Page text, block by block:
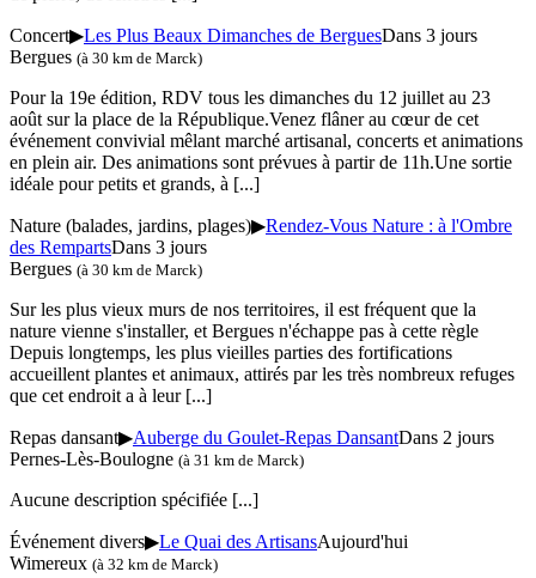
Concert▶Les Plus Beaux Dimanches de BerguesDans 3 jours
Bergues (à 30 km de Marck)
Pour la 19e édition, RDV tous les dimanches du 12 juillet au 23
août sur la place de la République.Venez flâner au cœur de cet
événement convivial mêlant marché artisanal, concerts et animations
en plein air. Des animations sont prévues à partir de 11h.Une sortie
idéale pour petits et grands, à [...]
Nature (balades, jardins, plages)▶Rendez-Vous Nature : à l'Ombre
des RempartsDans 3 jours
Bergues (à 30 km de Marck)
Sur les plus vieux murs de nos territoires, il est fréquent que la
nature vienne s'installer, et Bergues n'échappe pas à cette règle
Depuis longtemps, les plus vieilles parties des fortifications
accueillent plantes et animaux, attirés par les très nombreux refuges
que cet endroit a à leur [...]
Repas dansant▶Auberge du Goulet-Repas DansantDans 2 jours
Pernes-Lès-Boulogne (à 31 km de Marck)
Aucune description spécifiée [...]
Événement divers▶Le Quai des ArtisansAujourd'hui
Wimereux (à 32 km de Marck)